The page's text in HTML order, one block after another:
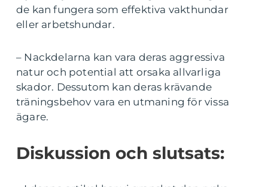
de kan fungera som effektiva vakthundar
eller arbetshundar.
– Nackdelarna kan vara deras aggressiva
natur och potential att orsaka allvarliga
skador. Dessutom kan deras krävande
träningsbehov vara en utmaning för vissa
ägare.
Diskussion och slutsats: